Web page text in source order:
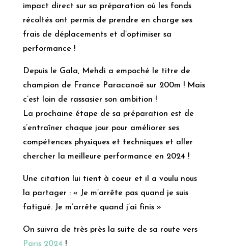
impact direct sur sa préparation où les fonds
récoltés ont permis de prendre en charge ses
frais de déplacements et d’optimiser sa
performance !
Depuis le Gala, Mehdi a empoché le titre de
champion de France Paracanoë sur 200m ! Mais
c’est loin de rassasier son ambition !
La prochaine étape de sa préparation est de
s’entraîner chaque jour pour améliorer ses
compétences physiques et techniques et aller
chercher la meilleure performance en 2024 !
Une citation lui tient à coeur et il a voulu nous
la partager : « Je m’arrête pas quand je suis
fatigué. Je m’arrête quand j’ai finis »
On suivra de très près la suite de sa route vers
Paris 2024 !